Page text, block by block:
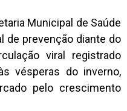
Municipal de Saúde
de prevenção diante do
viral registrado
vésperas do inverno,
pelo crescimento